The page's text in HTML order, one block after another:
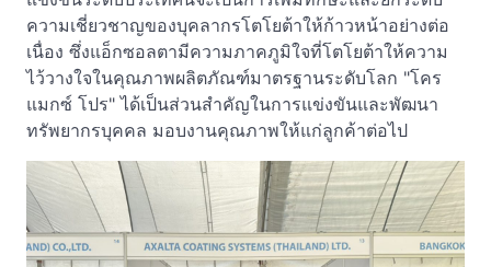
ความเชี่ยวชาญของบุคลากรโตโยต้าให้ก้าวหน้าอย่างต่อ
เนื่อง ซึ่งแอ็กซอลตามีความภาคภูมิใจที่โตโยต้าให้ความ
ไว้วางใจในคุณภาพผลิตภัณฑ์มาตรฐานระดับโลก "โคร
แมกซ์ โปร" ได้เป็นส่วนสำคัญในการแข่งขันและพัฒนา
ทรัพยากรบุคคล มอบงานคุณภาพให้แก่ลูกค้าต่อไป